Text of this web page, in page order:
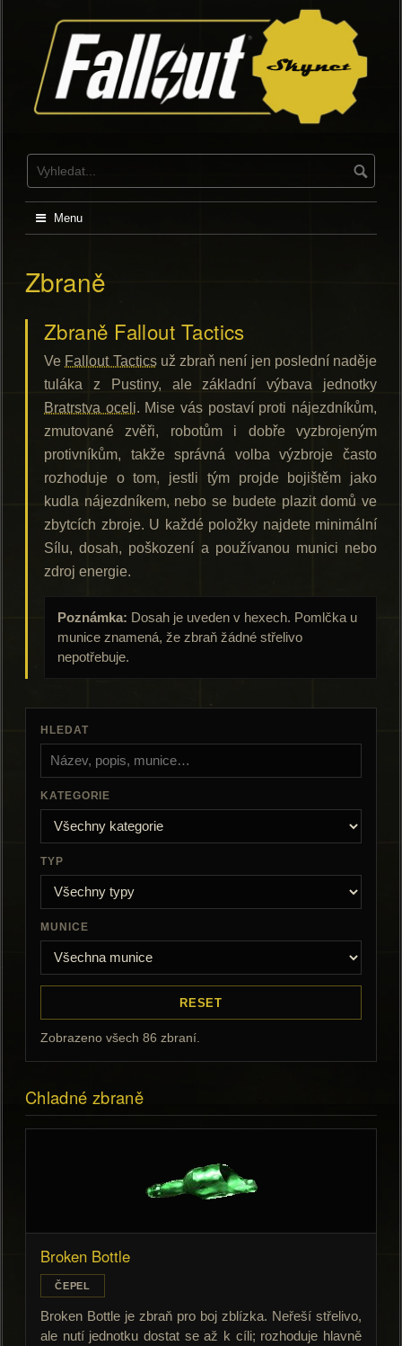
Menu
Zbraně
Zbraně Fallout Tactics
Ve Fallout Tacticsuž zbraň není jen poslední naděje
tuláka z Pustiny, ale základní výbava jednotky
Bratrstva oceli. Mise vás postaví proti nájezdníkům,
zmutované zvěři, robotům i dobře vyzbrojeným
protivníkům, takže správná volba výzbroje často
rozhoduje o tom, jestli tým projde bojištěm jako
kudla nájezdníkem, nebo se budete plazit domů ve
zbytcích zbroje. U každé položky najdete minimální
Sílu, dosah, poškození a používanou munici nebo
zdroj energie.
Poznámka: Dosah je uveden v hexech. Pomlčka u
munice znamená, že zbraň žádné střelivo
nepotřebuje.
HLEDAT
KATEGORIE
TYP
MUNICE
RESET
Zobrazeno všech 86 zbraní.
Chladné zbraně
Broken Bottle
ČEPEL
Broken Bottle je zbraň pro boj zblízka. Neřeší střelivo,
ale nutí jednotku dostat se až k cíli; rozhoduje hlavně